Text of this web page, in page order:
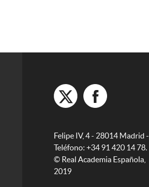
Felipe IV, 4 - 28014 Madrid -
Teléfono: +34 91 420 14 78.
© Real Academia Española,
2019